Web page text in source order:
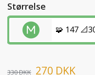
Størrelse
🧩 147
330DKK 270 DKK